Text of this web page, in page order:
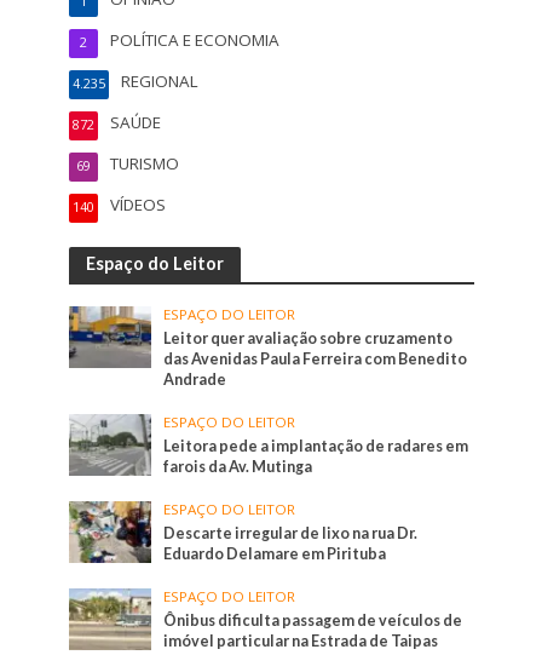
POLÍTICA E ECONOMIA
2
REGIONAL
4.235
SAÚDE
872
TURISMO
69
VÍDEOS
140
Espaço do Leitor
ESPAÇO DO LEITOR
Leitor quer avaliação sobre cruzamento
das Avenidas Paula Ferreira com Benedito
Andrade
ESPAÇO DO LEITOR
Leitora pede a implantação de radares em
farois da Av. Mutinga
ESPAÇO DO LEITOR
Descarte irregular de lixo na rua Dr.
Eduardo Delamare em Pirituba
ESPAÇO DO LEITOR
Ônibus dificulta passagem de veículos de
imóvel particular na Estrada de Taipas